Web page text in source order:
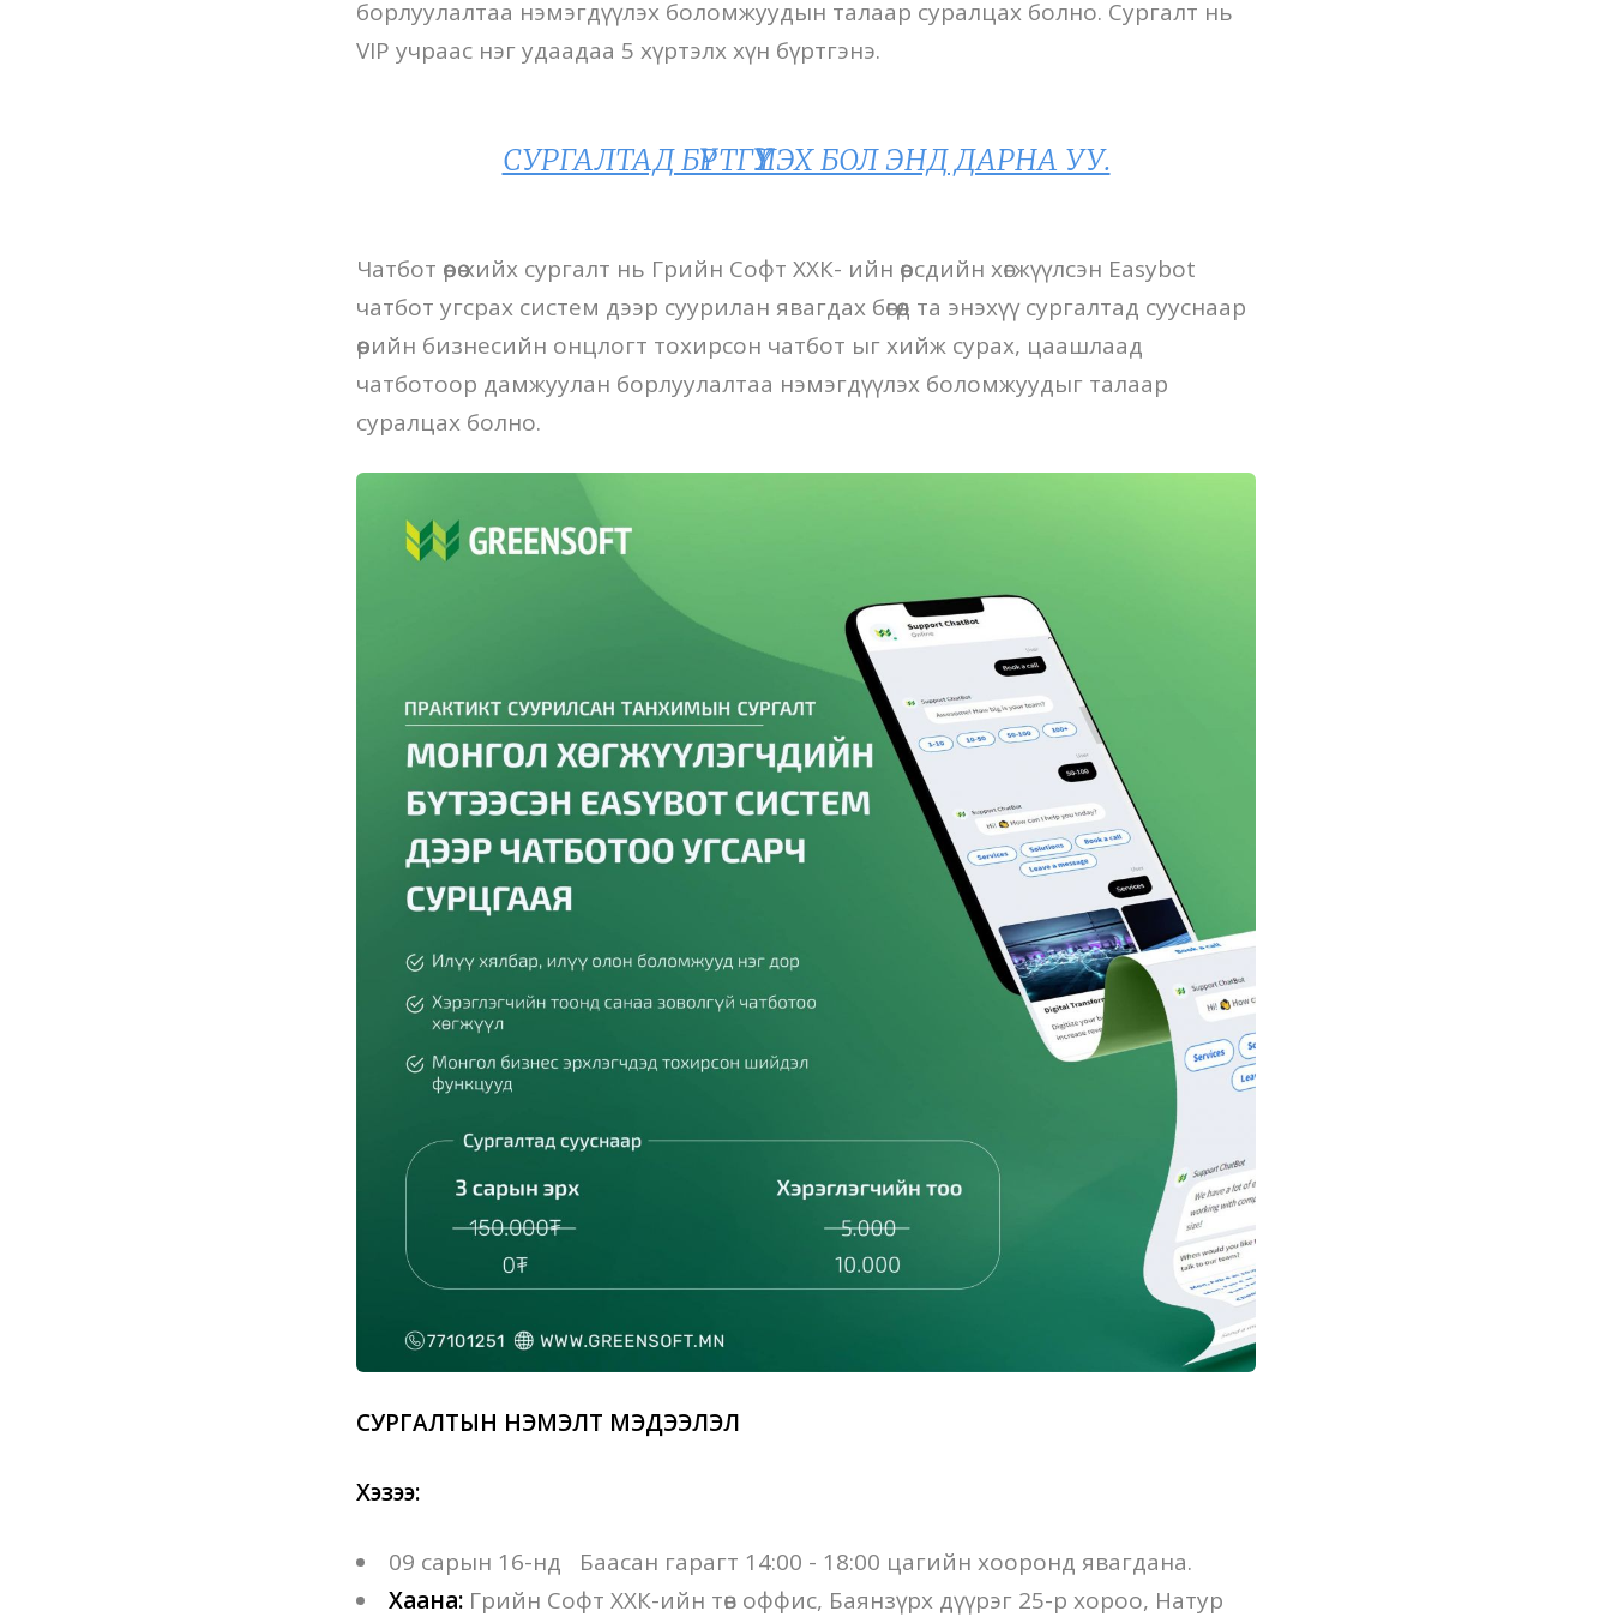
борлуулалтаа нэмэгдүүлэх боломжуудын талаар суралцах болно. Сургалт нь
VIP учраас нэг удаадаа 5 хүртэлх хүн бүртгэнэ.
СУРГАЛТАД БҮРТГҮҮЛЭХ БОЛ ЭНД ДАРНА УУ.
Чатбот өөрөө хийх сургалт нь Грийн Софт ХХК- ийн өөрсдийн хөгжүүлсэн Easybot
чатбот угсрах систем дээр суурилан явагдах бөгөөд та энэхүү сургалтад сууснаар
өөрийн бизнесийн онцлогт тохирсон чатбот ыг хийж сурах, цаашлаад
чатботоор дамжуулан борлуулалтаа нэмэгдүүлэх боломжуудыг талаар
суралцах болно.
СУРГАЛТЫН НЭМЭЛТ МЭДЭЭЛЭЛ
Хэзээ:
09 сарын 16-нд Баасан гарагт 14:00 - 18:00 цагийн хооронд явагдана.
Хаана: Грийн Софт ХХК-ийн төв оффис, Баянзүрх дүүрэг 25-р хороо, Натур